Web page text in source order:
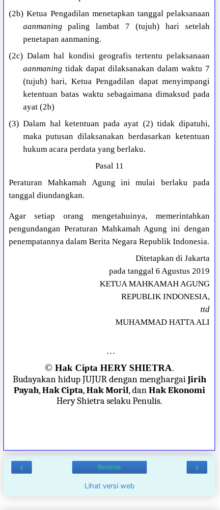
(2b) Ketua Pengadilan menetapkan tanggal pelaksanaan
aanmaning paling lambat 7 (tujuh) hari setelah
penetapan aanmaning.
(2c) Dalam hal kondisi geografis tertentu pelaksanaan
aanmaning tidak dapat dilaksanakan dalam waktu 7
(tujuh) hari, Ketua Pengadilan dapat menyimpangi
ketentuan batas waktu sebagaimana dimaksud pada
ayat (2b)
(3) Dalam hal ketentuan pada ayat (2) tidak dipatuhi,
maka putusan dilaksanakan berdasarkan ketentuan
hukum acara perdata yang berlaku.
Pasal 11
Peraturan Mahkamah Agung ini mulai berlaku pada
tanggal diundangkan.
Agar setiap orang mengetahuinya, memerintahkan
pengundangan Peraturan Mahkamah Agung ini dengan
penempatannya dalam Berita Negara Republik Indonesia.
Ditetapkan di Jakarta
pada tanggal 6 Agustus 2019
KETUA MAHKAMAH AGUNG
REPUBLIK INDONESIA,
ttd
MUHAMMAD HATTA ALI
…
© Hak Cipta HERY SHIETRA.
Budayakan hidup JUJUR dengan menghargaiJirih
Payah,Hak Cipta,Hak Moril, danHak Ekonomi
Hery Shietra selaku Penulis.
‹ ›
Beranda
Lihat versi web